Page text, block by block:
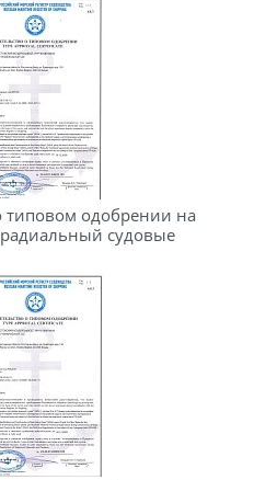
типовом одобрении на
судовые